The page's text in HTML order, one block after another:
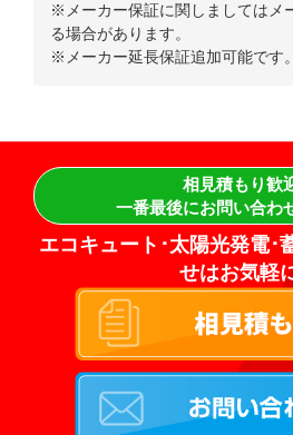
※メーカー保証に関しましてはメ
る場合があります。
※メーカー延長保証追加可能です。
相見積もり歓
一番最後にお問い合わ
エコキュート･太陽光発電･
せはお気軽